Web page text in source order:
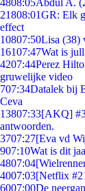
4808:05Abdul A.
21808:01GR: Elk
effect
10807:50Lisa (38)
16107:47Wat is
4207:44Perez
gruwelijke video
707:34Datalek bij
Ceva
13807:33[AKQ]
antwoorden.
3707:27[Eva vd
907:10Wat is dit
4807:04
4007:03[Netflix
6007:00De